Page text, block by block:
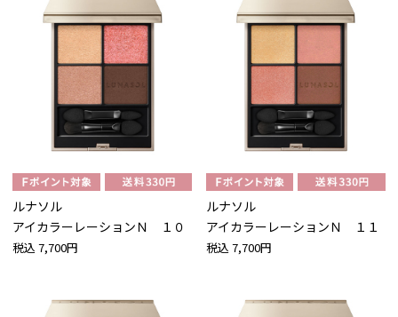
ルナソル
アイカラーレーションＮ １０
税込 7,700円
ルナソル
アイカラーレーションＮ １１
税込 7,700円